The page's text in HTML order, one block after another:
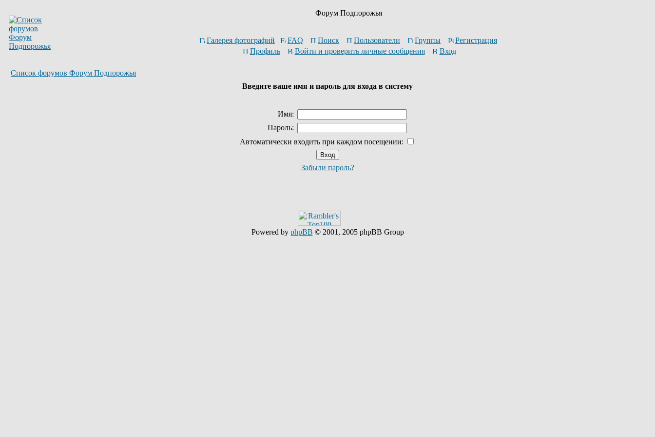
Форум Подпорожья
Галерея фотографий FAQ Поиск Пользователи Группы
Регистрация
Профиль
Войти и проверить личные сообщения Вход
Список форумов Форум Подпорожья
Введите ваше имя и пароль для входа в систему
Имя:
Пароль:
Автоматически входить при каждом посещении:
Забыли пароль?
Powered by phpBB © 2001, 2005 phpBB Group